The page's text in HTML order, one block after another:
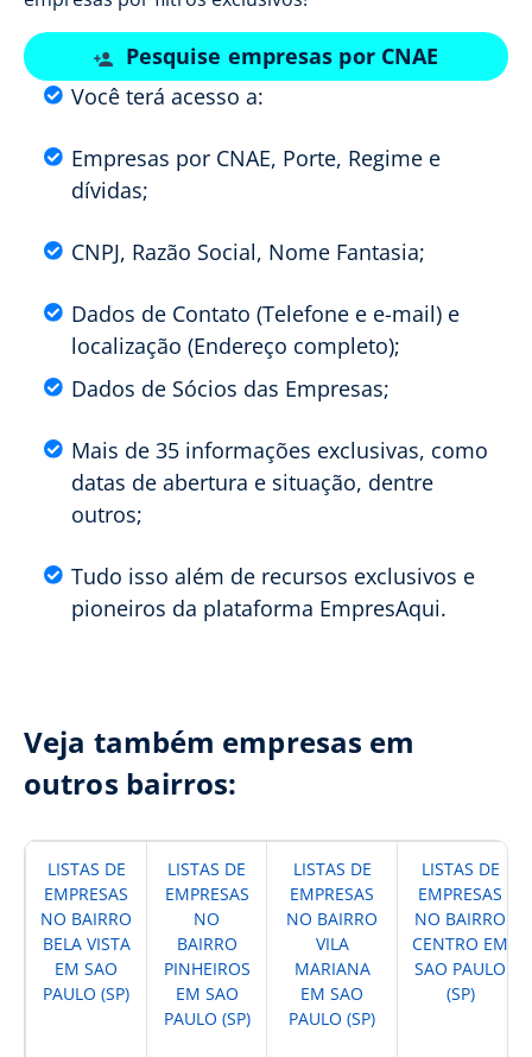
Pesquise empresas por CNAE
Você terá acesso a:
Empresas por CNAE, Porte, Regime e
dívidas;
CNPJ, Razão Social, Nome Fantasia;
Dados de Contato (Telefone e e-mail) e
localização (Endereço completo);
Dados de Sócios das Empresas;
Mais de 35 informações exclusivas, como
datas de abertura e situação, dentre
outros;
Tudo isso além de recursos exclusivos e
pioneiros da plataforma EmpresAqui.
Veja também empresas em
outros bairros:
LISTAS DE
EMPRESAS
NO BAIRRO
BELA VISTA
EM SAO
PAULO (SP)
LISTAS DE
EMPRESAS
NO
BAIRRO
PINHEIROS
EM SAO
PAULO (SP)
LISTAS DE
EMPRESAS
NO BAIRRO
VILA
MARIANA
EM SAO
PAULO (SP)
LISTAS DE
EMPRESAS
NO BAIRRO
CENTRO EM
SAO PAULO
(SP)